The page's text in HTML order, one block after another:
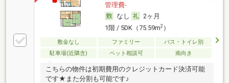
管理費-
なし
2ヶ月
1階 / 5DK（75.59m2）
敷金なし ファミリー
バス・トイレ別
駐車場(近隣含)
ペット相談可 南向き
こちらの物件は初期費用のクレジットカード決済可能
です★また分割も可能です♪